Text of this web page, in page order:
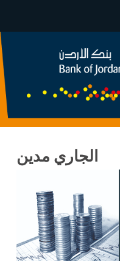
الجاري مدين